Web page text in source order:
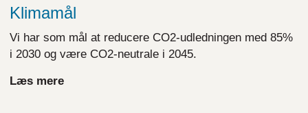
Klimamål
Vi har som mål at reducere CO2-udledningen med 85%
i 2030 og være CO2-neutrale i 2045.
Læs mere